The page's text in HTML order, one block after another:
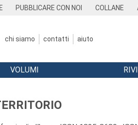
PUBBLICARE CON NOI COLLANE
chi siamo contatti aiuto
VOLUMI